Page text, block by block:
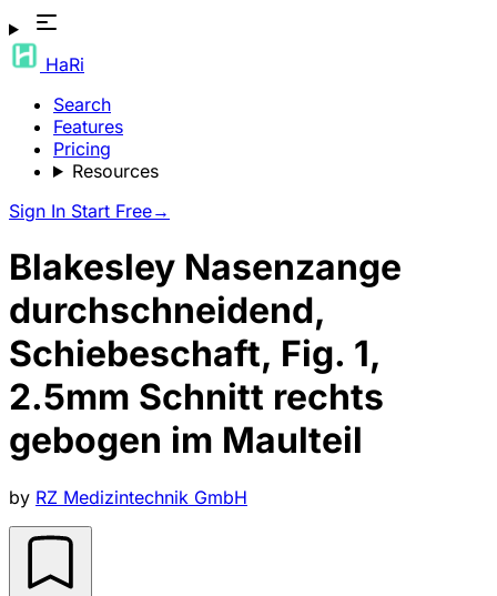
HaRi
Search
Features
Pricing
Resources
Sign In Start Free→
Blakesley Nasenzange
durchschneidend,
Schiebeschaft, Fig. 1,
2.5mm Schnitt rechts
gebogen im Maulteil
by RZ Medizintechnik GmbH